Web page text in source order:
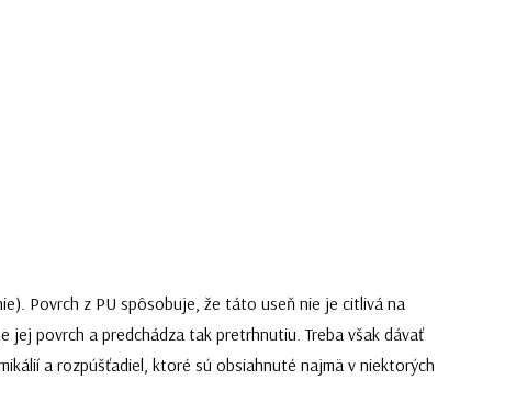
Povrch z PU spôsobuje, že táto useň nie je citlivá na
jej povrch a predchádza tak pretrhnutiu. Treba však dávať
a rozpúšťadiel, ktoré sú obsiahnuté najmä v niektorých